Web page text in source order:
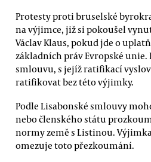
Protesty proti bruselské
na výjimce, již si pokoušel
Václav Klaus, pokud jde o
základních práv Evropské
smlouvu, s jejíž ratifikací
ratifikovat bez této výjimky.
Podle Lisabonské smlouvy
nebo členského státu
normy země s Listinou.
omezuje toto přezkoumání.